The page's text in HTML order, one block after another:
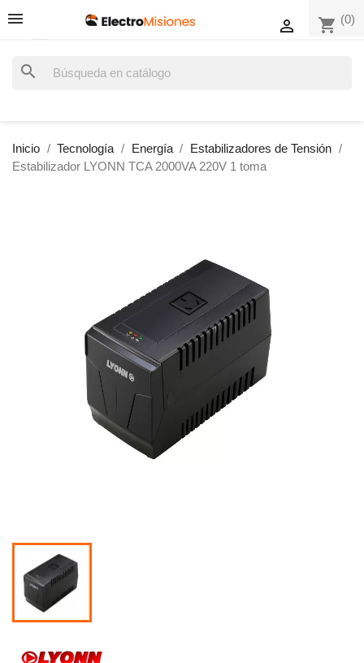
shopping_cart (0)

search
Inicio Tecnología Energía
Estabilizadores de Tensión
Estabilizador LYONN TCA 2000VA 220V 1 toma